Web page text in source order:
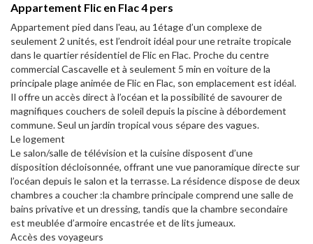
Appartement Flic en Flac 4 pers
Appartement pied dans l'eau, au 1étage d’un complexe de
seulement 2 unités, est l’endroit idéal pour une retraite tropicale
dans le quartier résidentiel de Flic en Flac. Proche du centre
commercial Cascavelle et à seulement 5 min en voiture de la
principale plage animée de Flic en Flac, son emplacement est idéal.
Il offre un accès direct à l’océan et la possibilité de savourer de
magnifiques couchers de soleil depuis la piscine à débordement
commune. Seul un jardin tropical vous sépare des vagues.
Le logement
Le salon/salle de télévision et la cuisine disposent d’une
disposition décloisonnée, offrant une vue panoramique directe sur
l’océan depuis le salon et la terrasse. La résidence dispose de deux
chambres a coucher :la chambre principale comprend une salle de
bains privative et un dressing, tandis que la chambre secondaire
est meublée d’armoire encastrée et de lits jumeaux.
Accès des voyageurs